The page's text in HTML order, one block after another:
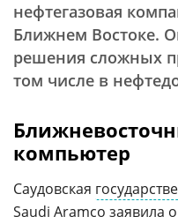
нефтегазовая
Ближнем Востоке.
решения сложных
том числе в
компьютер
Саудовская
Saudi Aramco заявила